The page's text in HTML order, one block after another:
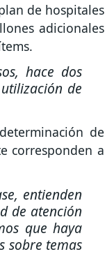
de hospitales
adicionales
hace dos
de
de
corresponden a
entienden
de atención
que haya
sobre temas